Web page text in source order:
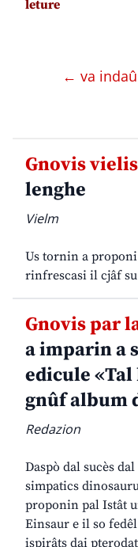
leture
← va
Gnovis
lenghe
Vielm
Us tornin a
rinfrescasi il cjâf
Gnovis par
a imparin a
edicule
gnûf album
Redazion
Daspò dal sucès
simpatics
proponin pal Istât
Einsaur e il so
ispirâts dai